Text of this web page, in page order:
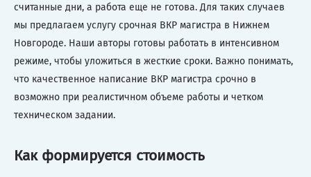
считанные дни, а работа еще не готова. Для таких случаев
мы предлагаем услугу срочная ВКР магистра в Нижнем
Новгороде. Наши авторы готовы работать в интенсивном
режиме, чтобы уложиться в жесткие сроки. Важно понимать,
что качественное написание ВКР магистра срочно в
возможно при реалистичном объеме работы и четком
техническом задании.
Как формируется стоимость